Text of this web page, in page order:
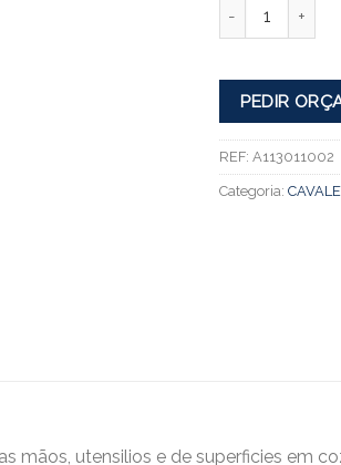
PEDIR
REF: A113011002
Categoria:
mãos, utensilios e de superficies em